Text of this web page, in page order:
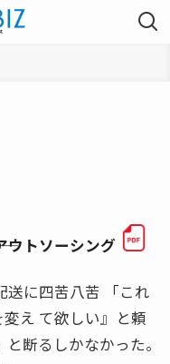
ウトソーシング
送に四苦八苦 「これ
え て欲しい』と頼
断るしかなかった。